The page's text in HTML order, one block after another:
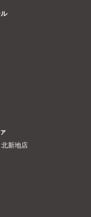
北新地店